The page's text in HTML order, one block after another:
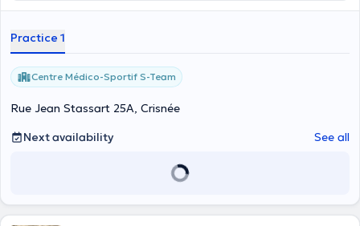
Practice 1
Centre Médico-Sportif S-Team
Rue Jean Stassart 25A, Crisnée
Next availability
See all